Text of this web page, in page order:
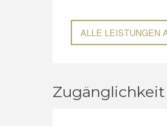
ALLE LEISTUNGEN
Zugänglichkeit